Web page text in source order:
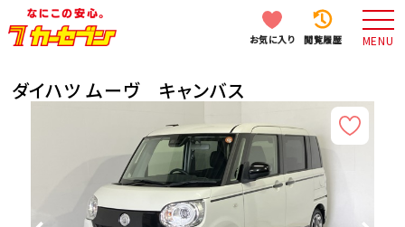
お気に入り 閲覧履歴 MENU
ダイハツ ムーヴ キャンバス